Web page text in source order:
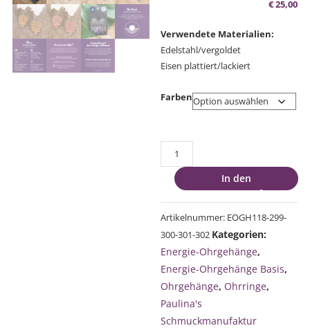
€25,00
Verwendete Materialien:
Edelstahl/vergoldet
Eisen plattiert/lackiert
Farben
Basis-
Energie-
Ohrgehänge
Eichenblatt
bunt
Menge
In den
Artikelnummer: EOGH118-299-
300-301-302 Kategorien:
Energie-Ohrgehänge,
Energie-Ohrgehänge Basis,
Ohrgehänge, Ohrringe,
Paulina's
Schmuckmanufaktur